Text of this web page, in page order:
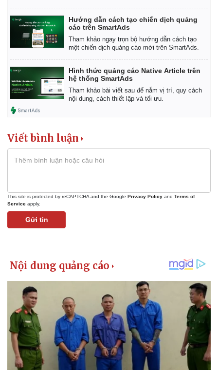
Bất động sản
Thị trường
Hướng dẫn cách tạo chiến dịch quảng
cáo trên SmartAds
Tham khảo ngay trọn bộ hướng dẫn cách tạo
một chiến dịch quảng cáo mới trên SmartAds.
Hình thức quảng cáo Native Article trên
hệ thống SmartAds
Tham khảo bài viết sau để nắm vị trí, quy cách
nội dung, cách thiết lập và tối ưu.
Viết bình luận
This site is protected by reCAPTCHA and the Google Privacy Policy and Terms of
Service apply.
Gửi tin